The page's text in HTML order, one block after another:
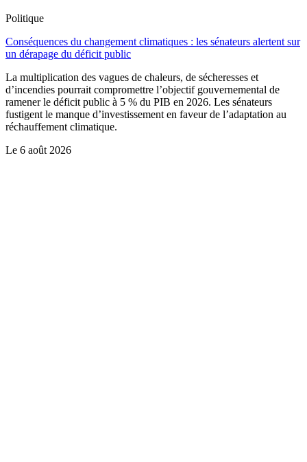
Politique
Conséquences du changement climatiques : les sénateurs alertent sur
un dérapage du déficit public
La multiplication des vagues de chaleurs, de sécheresses et
d’incendies pourrait compromettre l’objectif gouvernemental de
ramener le déficit public à 5 % du PIB en 2026. Les sénateurs
fustigent le manque d’investissement en faveur de l’adaptation au
réchauffement climatique.
Le 6 août 2026